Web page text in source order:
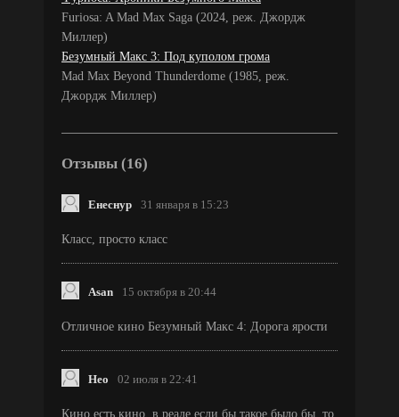
Furiosa: A Mad Max Saga (2024, реж. Джордж
Миллер)
Безумный Макс 3: Под куполом грома
Mad Max Beyond Thunderdome (1985, реж.
Джордж Миллер)
Отзывы (16)
Енеснур 31 января в 15:23
Класс, просто класс
Asan 15 октября в 20:44
Отличное кино Безумный Макс 4: Дорога ярости
Нео 02 июля в 22:41
Кино есть кино, в реале если бы такое было бы, то